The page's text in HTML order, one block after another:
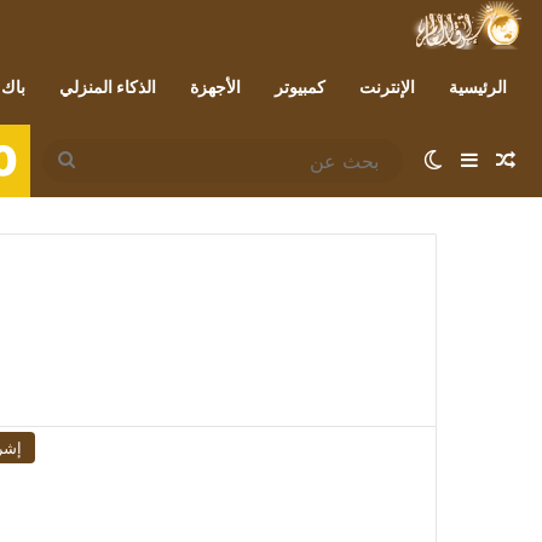
الرئيسية الإنترنت كمبيوتر الأجهزة الذكاء المنزلي
مقال عشوائي
إضافة عمود جانبي
الوضع المظلم
بحث
عن